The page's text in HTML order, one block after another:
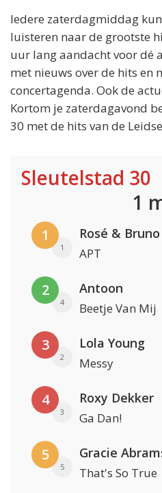
Iedere zaterdagmiddag
luisteren naar de grootste
uur lang aandacht voor dé
met nieuws over de hits en
concertagenda. Ook de
Kortom je zaterdagavond
30 met de hits van de
Sleutelstad 30
1
1
1
Rosé &
APT
2
4
Antoon
Beetje Van Mij
3
2
Lola Young
Messy
4
3
Roxy Dekker
Ga Dan!
5
5
Gracie
That's So True